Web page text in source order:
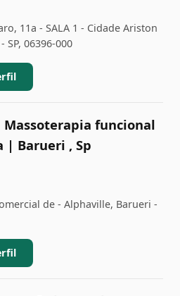
11a - SALA 1 - Cidade Ariston
SP, 06396-000
funcional
Barueri , Sp
de - Alphaville, Barueri -